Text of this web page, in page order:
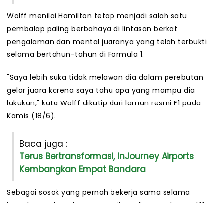
Wolff menilai Hamilton tetap menjadi salah satu
pembalap paling berbahaya di lintasan berkat
pengalaman dan mental juaranya yang telah terbukti
selama bertahun-tahun di Formula 1.
"Saya lebih suka tidak melawan dia dalam perebutan
gelar juara karena saya tahu apa yang mampu dia
lakukan," kata Wolff dikutip dari laman resmi F1 pada
Kamis (18/6).
Baca juga :
Terus Bertransformasi, InJourney Airports
Kembangkan Empat Bandara
Sebagai sosok yang pernah bekerja sama selama